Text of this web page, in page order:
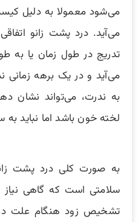
می‌شود معمولا به دلیل
می‌آید. درد پشت زانو
تدریج در طول زمان یا به
می‌آید و در یک برهه زمانی
به ندرت، می‌تواند نشان
لخته خون باشد اما نباید
به صورت کلی درد پشت
سلامتی است که گاهی نیاز
تشخیص زود هنگام علت